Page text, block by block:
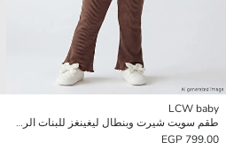
LCW baby
طقم سويت شيرت وبنطال ليغينغز للبنات الرضع بطبعة لندن وكشكش
799.00 EGP